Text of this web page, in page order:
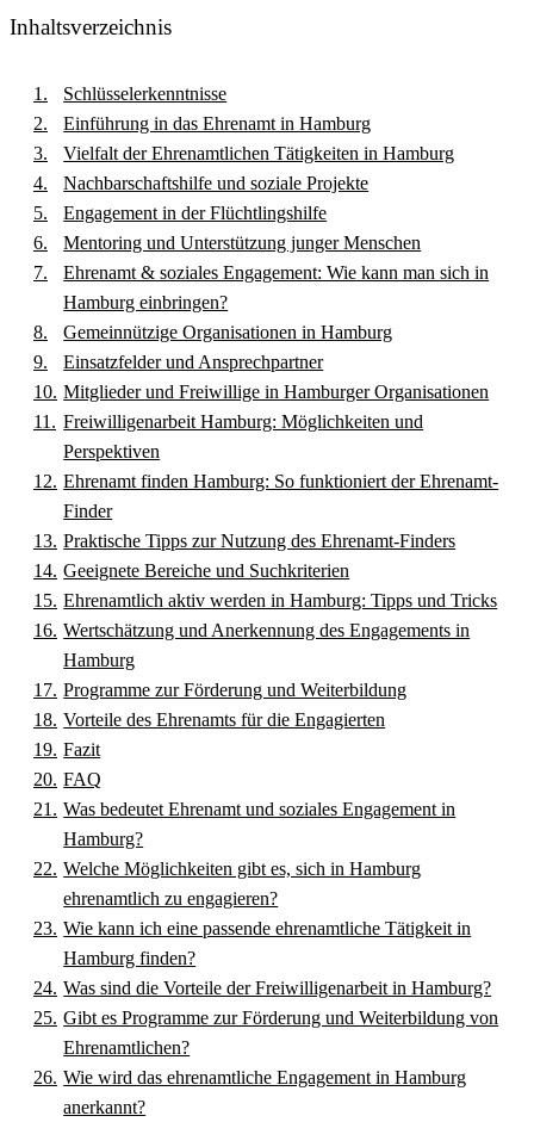
Inhaltsverzeichnis
Schlüsselerkenntnisse
Einführung in das Ehrenamt in Hamburg
Vielfalt der Ehrenamtlichen Tätigkeiten in Hamburg
Nachbarschaftshilfe und soziale Projekte
Engagement in der Flüchtlingshilfe
Mentoring und Unterstützung junger Menschen
Ehrenamt & soziales Engagement: Wie kann man sich in
Hamburg einbringen?
Gemeinnützige Organisationen in Hamburg
Einsatzfelder und Ansprechpartner
Mitglieder und Freiwillige in Hamburger Organisationen
Freiwilligenarbeit Hamburg: Möglichkeiten und
Perspektiven
Ehrenamt finden Hamburg: So funktioniert der Ehrenamt-
Finder
Praktische Tipps zur Nutzung des Ehrenamt-Finders
Geeignete Bereiche und Suchkriterien
Ehrenamtlich aktiv werden in Hamburg: Tipps und Tricks
Wertschätzung und Anerkennung des Engagements in
Hamburg
Programme zur Förderung und Weiterbildung
Vorteile des Ehrenamts für die Engagierten
Fazit
FAQ
Was bedeutet Ehrenamt und soziales Engagement in
Hamburg?
Welche Möglichkeiten gibt es, sich in Hamburg
ehrenamtlich zu engagieren?
Wie kann ich eine passende ehrenamtliche Tätigkeit in
Hamburg finden?
Was sind die Vorteile der Freiwilligenarbeit in Hamburg?
Gibt es Programme zur Förderung und Weiterbildung von
Ehrenamtlichen?
Wie wird das ehrenamtliche Engagement in Hamburg
anerkannt?